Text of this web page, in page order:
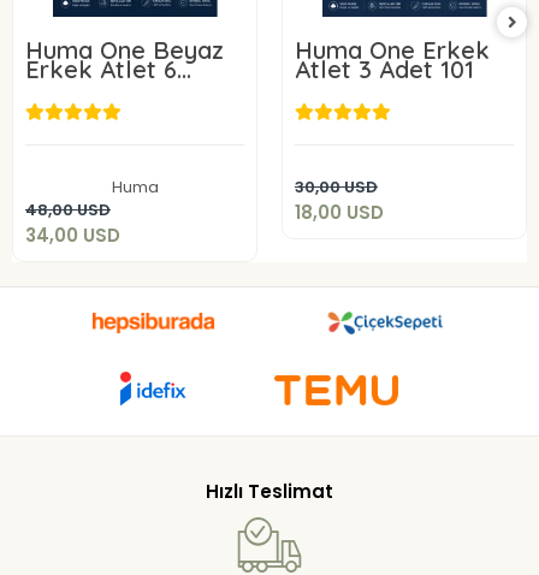
Huma One Beyaz
Erkek Atlet 6
ADET 101-
Huma
48,00 USD
34,00 USD
Add to cart
Huma One Erkek
Atlet 3 Adet 101
30,00 USD
18,00 USD
18,00 USD
Hızlı Teslimat